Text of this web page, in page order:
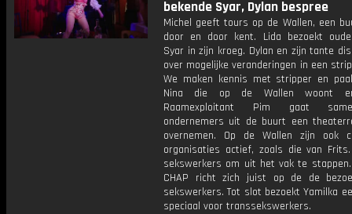
bekende Syar, Dylan bespree
Michel geeft tours op de Wallen, een
door en door kent. Lida bezoekt
Syar in zijn kroeg. Dylan en zijn tante
over mogelijke veranderingen in een
We maken kennis met stripper en
Nina die op de Wallen woont
Raamexploitant Pim gaat
ondernemers uit de buurt een
overnemen. Op de Wallen zijn ook
organisaties actief, zoals die van
sekswerkers om uit het vak te
CHAP richt zich juist op de de
sekswerkers. Tot slot bezoekt Yamilka
speciaal voor transsekswerkers.